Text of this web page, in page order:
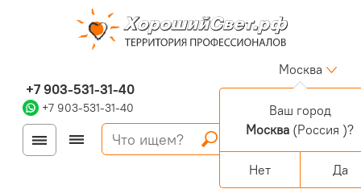
+7 903-531-31-40
+7 903-531-31-40
Москва
Войти
Регистрация
Корзина
0 позиций
Персональный раздел
Ваш город
Москва (Россия )?
Нет Да